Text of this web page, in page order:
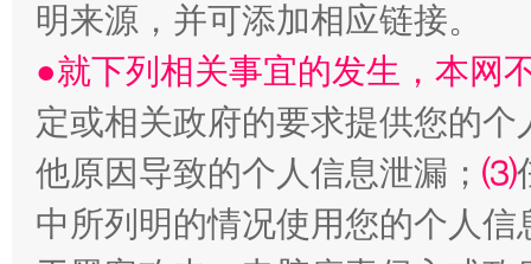
全民健身五年计划来了！等你上场
明来源，并可添加相应链接。
●就下列相关事宜的发生，本网
定或相关政府的要求提供您的个
他原因导致的个人信息泄漏； ⑶
中所列明的情况使用您的个人